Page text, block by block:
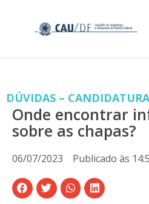
DÚVIDAS – CANDIDATURA
Onde encontrar
sobre as chapas?
06/07/2023 Publicado às